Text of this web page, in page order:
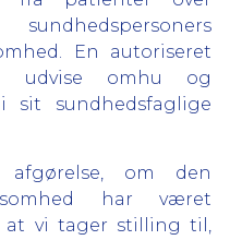
En autoriseret
udvise omhu og
sit sundhedsfaglige
om den
har været
at vi tager stilling til,